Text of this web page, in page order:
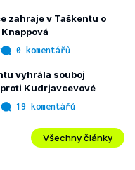
zahraje v Taškentu o
0 komentářů
vyhrála souboj
Kudrjavcevové
19 komentářů
Všechny články